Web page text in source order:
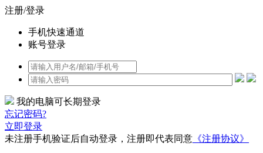
注册/登录
手机快速通道
账号登录
我的电脑可长期登录
忘记密码?
立即登录
未注册手机验证后自动登录，注册即代表同意 《注册协议》